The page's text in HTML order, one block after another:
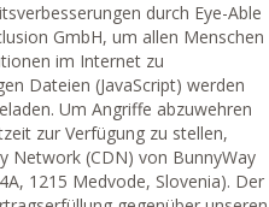
durch Eye-Able
GmbH, um allen Menschen
im Internet zu
Dateien (JavaScript) werden
Um Angriffe abzuwehren
zur Verfügung zu stellen,
Network (CDN) von BunnyWay
1215 Medvode, Slovenia). Der